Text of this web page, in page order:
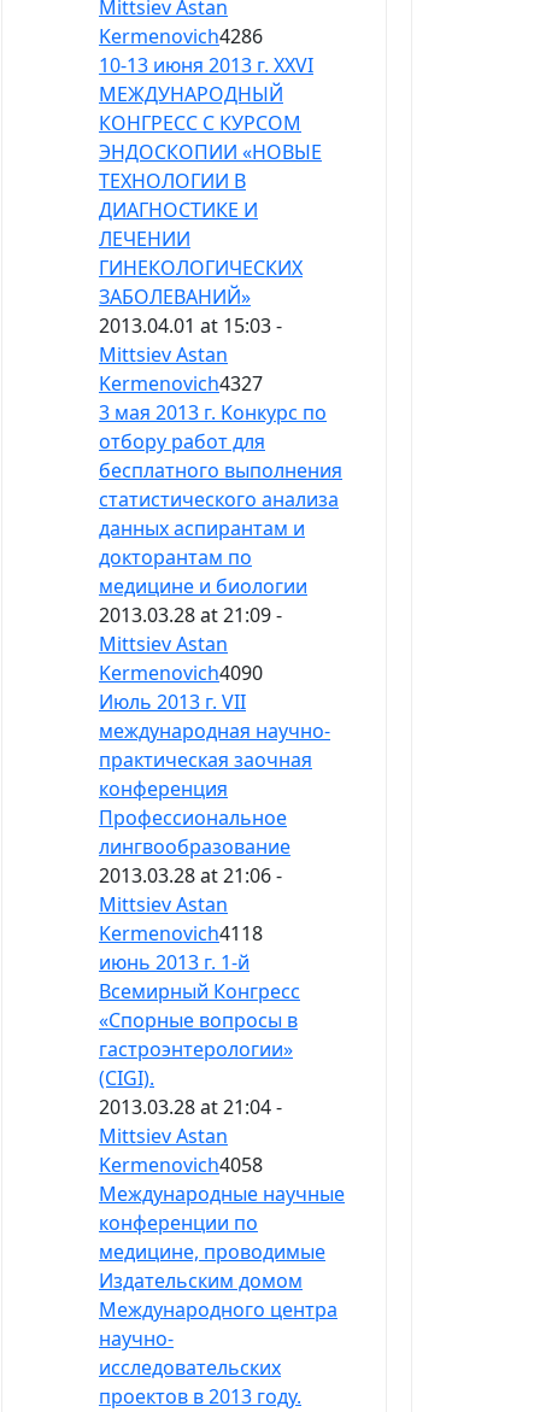
Mittsiev Astan
Kermenovich4286
10-13 июня 2013 г. ХХVI
МЕЖДУНАРОДНЫЙ
КОНГРЕСC C КУРСОМ
ЭНДОСКОПИИ «НОВЫЕ
ТЕХНОЛОГИИ В
ДИАГНОСТИКЕ И
ЛЕЧЕНИИ
ГИНЕКОЛОГИЧЕСКИХ
ЗАБОЛЕВАНИЙ»
2013.04.01 at 15:03 -
Mittsiev Astan
Kermenovich4327
3 мая 2013 г. Kонкурс по
отбору работ для
бесплатного выполнения
статистического анализа
данных аспирантам и
докторантам по
медицине и биологии
2013.03.28 at 21:09 -
Mittsiev Astan
Kermenovich4090
Июль 2013 г. VII
международная научно-
практическая заочная
конференция
Профессиональное
лингвообразование
2013.03.28 at 21:06 -
Mittsiev Astan
Kermenovich4118
июнь 2013 г. 1-й
Всемирный Конгресс
«Спорные вопросы в
гастроэнтерологии»
(CIGI).
2013.03.28 at 21:04 -
Mittsiev Astan
Kermenovich4058
Международные научные
конференции по
медицине, проводимые
Издательским домом
Международного центра
научно-
исследовательских
проектов в 2013 году.